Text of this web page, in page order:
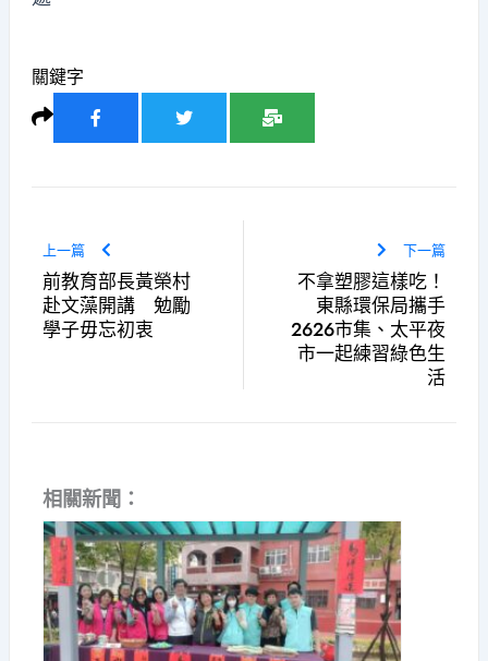
關鍵字
上一篇
前教育部長黃榮村
赴文藻開講 勉勵
學子毋忘初衷
下一篇
不拿塑膠這樣吃！
東縣環保局攜手
2626市集、太平夜
市一起練習綠色生
活
相關新聞：